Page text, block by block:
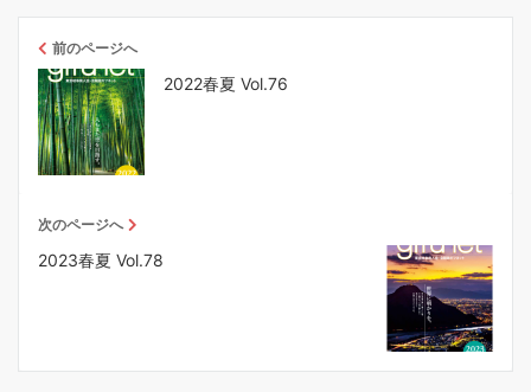
前のページへ
2022春夏 Vol.76
次のページへ
2023春夏 Vol.78